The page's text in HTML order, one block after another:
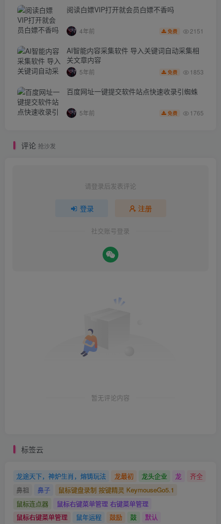
阅读白嫖VIP打开就会员白嫖不香吗
4年前 免费 2151
AI智能内容采集软件 导入关键词自动采集相
关文章内容
5年前 免费 1853
百度网址一键提交软件站点快速收录引蜘蛛
5年前 免费 1765
评论 抢沙发
请登录后发表评论
登录 注册
社交账号登录
暂无评论内容
标签云
龙途天下，神炉生肖，熔铸玩法 龙最初 龙头企业 龙
齐全
鼻祖
鼻子
鼠标键盘录制 按键精灵 KeymouseGo5.1
鼠标连点器
鼠标右键菜单管理 右键菜单管理
鼠标右键菜单管理
鼠年运程 鼓励 鼓 默认